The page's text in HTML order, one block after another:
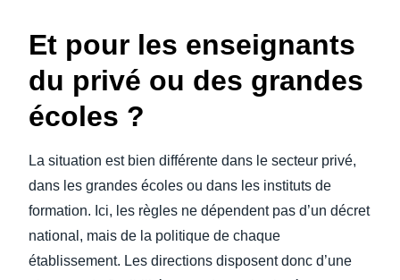
Et pour les enseignants
du privé ou des grandes
écoles ?
La situation est bien différente dans le secteur privé,
dans les grandes écoles ou dans les instituts de
formation. Ici, les règles ne dépendent pas d’un décret
national, mais de la politique de chaque
établissement. Les directions disposent donc d’une